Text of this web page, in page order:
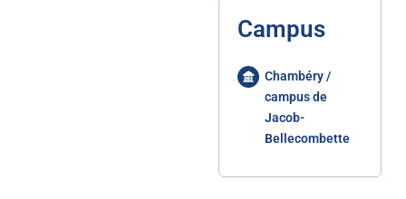
Campus
Chambéry /
campus de
Jacob-
Bellecombette